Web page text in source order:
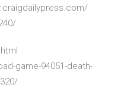
game-94051-death-